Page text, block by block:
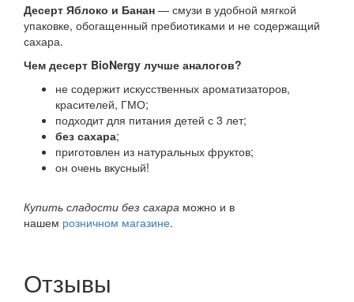
Десерт Яблоко и Банан — смузи в удобной мягкой
упаковке, обогащенный пребиотиками и не содержащий
сахара.
Чем десерт BioNergy лучше аналогов?
не содержит искусственных ароматизаторов,
красителей, ГМО;
подходит для питания детей с 3 лет;
без сахара;
приготовлен из натуральных фруктов;
он очень вкусный!
Купить сладости без сахара можно и в
нашем розничном магазине.
Отзывы